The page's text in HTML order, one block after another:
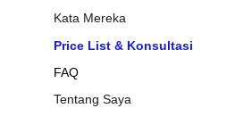
Kata Mereka
Price List & Konsultasi
Tentang Saya
FAQ